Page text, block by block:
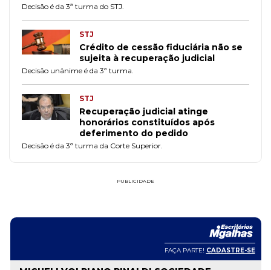
Decisão é da 3ª turma do STJ.
STJ
Crédito de cessão fiduciária não se
sujeita à recuperação judicial
Decisão unânime é da 3ª turma.
STJ
Recuperação judicial atinge
honorários constituídos após
deferimento do pedido
Decisão é da 3ª turma da Corte Superior.
PUBLICIDADE
FAÇA PARTE! CADASTRE-SE